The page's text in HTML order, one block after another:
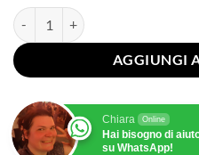
Sacchettino kinchaku in cotone
AGGIUNGI
Chiara Online
Hai bisogno di
su WhatsApp!